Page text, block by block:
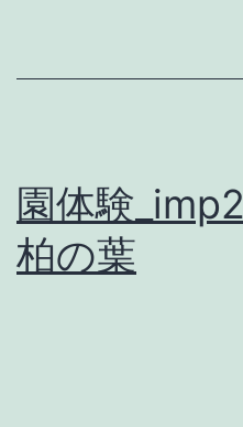
園体験
柏の葉